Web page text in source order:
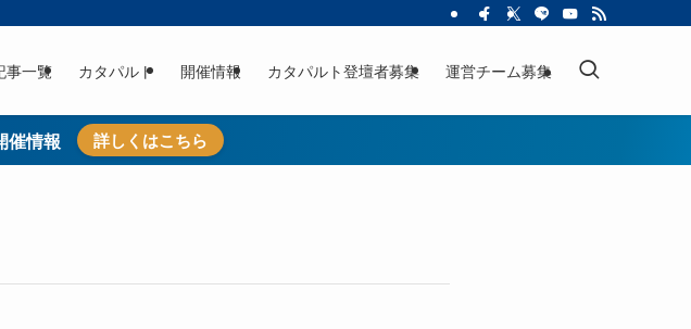
事一覧 カタパルト 開催情報 カタパルト登壇者募集 運営チーム募集
催情報 詳しくはこちら